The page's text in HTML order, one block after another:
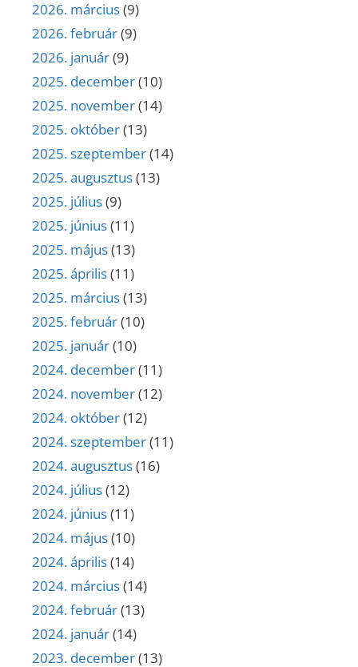
2026. március(9)
2026. február(9)
2026. január(9)
2025. december(10)
2025. november(14)
2025. október(13)
2025. szeptember(14)
2025. augusztus(13)
2025. július(9)
2025. június(11)
2025. május(13)
2025. április(11)
2025. március(13)
2025. február(10)
2025. január(10)
2024. december(11)
2024. november(12)
2024. október(12)
2024. szeptember(11)
2024. augusztus(16)
2024. július(12)
2024. június(11)
2024. május(10)
2024. április(14)
2024. március(14)
2024. február(13)
2024. január(14)
2023. december(13)